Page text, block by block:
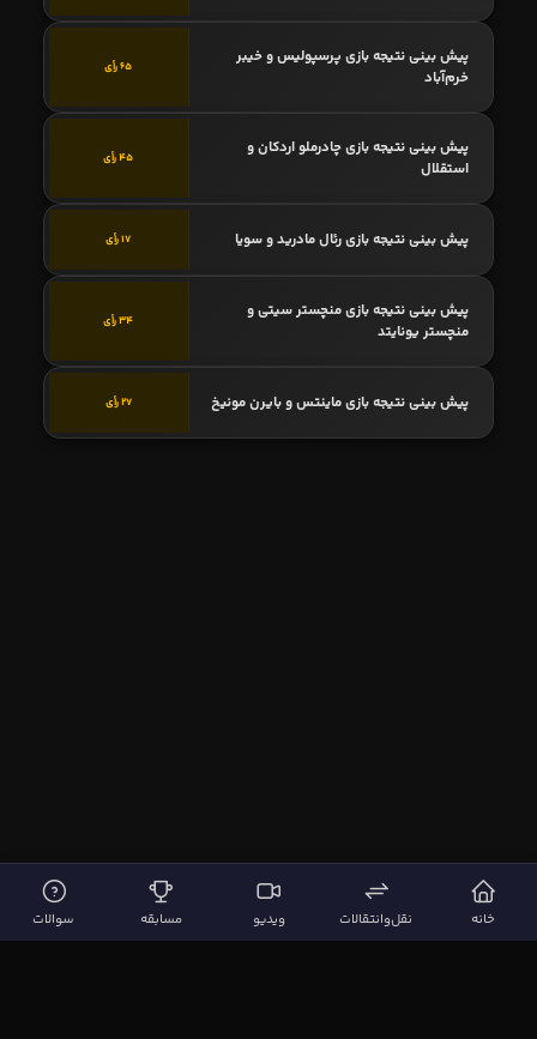
پیش بینی نتیجه بازی پرسپولیس و خیبر
خرم‌آباد
65 رأی
پیش بینی نتیجه بازی چادرملو اردکان و
استقلال
45 رأی
پیش بینی نتیجه بازی رئال مادرید و سویا 17 رأی
پیش بینی نتیجه بازی منچستر سیتی و
منچستر یونایتد
34 رأی
پیش بینی نتیجه بازی ماینتس و بایرن مونیخ 27 رأی
خانه نقل‌وانتقالات ویدیو مسابقه سوالات